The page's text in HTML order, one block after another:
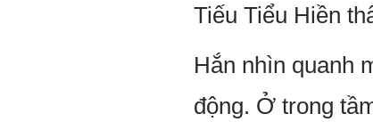
Tiếu Tiểu Hiền
Hắn nhìn quanh
động. Ở trong